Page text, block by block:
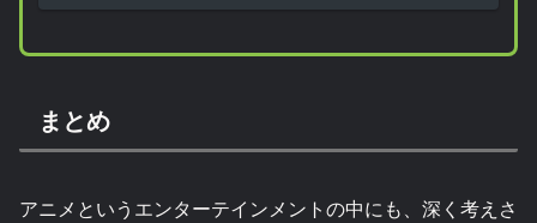
まとめ
アニメというエンターテインメントの中にも、深く考えさ